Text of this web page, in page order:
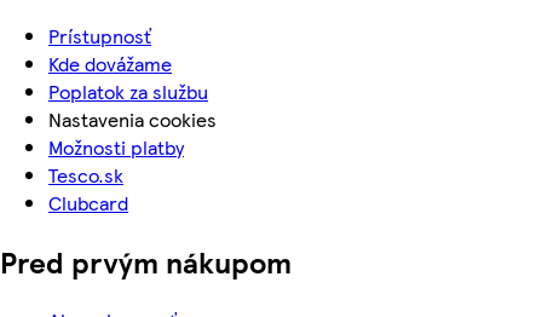
Prístupnosť
Kde dovážame
Poplatok za službu
Nastavenia cookies
Možnosti platby
Tesco.sk
Clubcard
Pred prvým nákupom